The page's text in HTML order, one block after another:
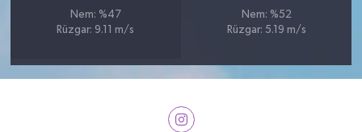
Nem: %47
Rüzgar: 9.11 m/s
Nem: %52
Rüzgar: 5.19 m/s